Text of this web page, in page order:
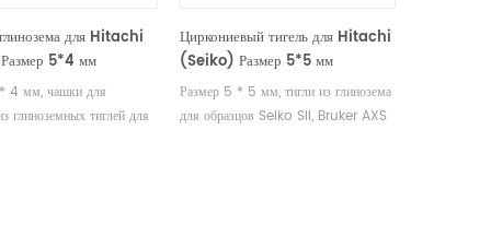
для Hitachi
5*4 мм
4 мм, чашки для
глиноземных тиглей для
Циркониевый тигель для Hitachi
(Seiko) Размер 5*5 мм
Размер 5 * 5 мм, тигли из глинозема
для образцов Seiko SII, Bruker AXS